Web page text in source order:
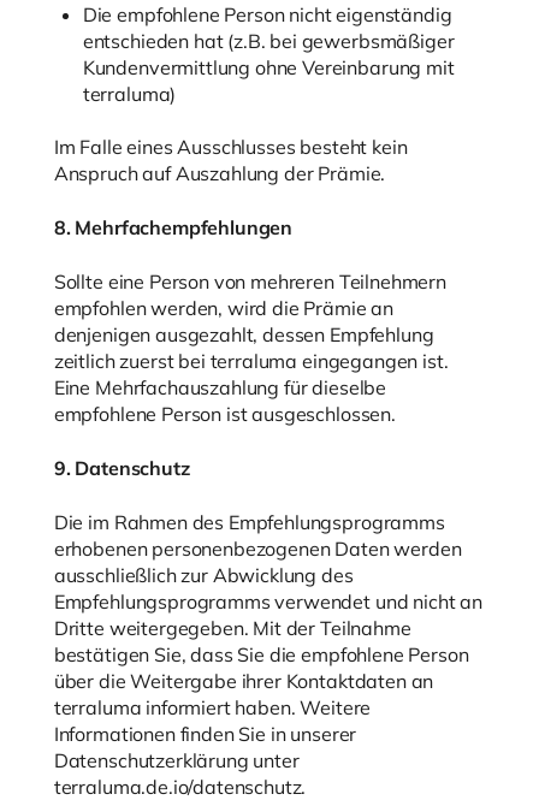
Die empfohlene Person nicht eigenständig
entschieden hat (z.B. bei gewerbsmäßiger
Kundenvermittlung ohne Vereinbarung mit
terraluma)
Im Falle eines Ausschlusses besteht kein
Anspruch auf Auszahlung der Prämie.
8. Mehrfachempfehlungen
Sollte eine Person von mehreren Teilnehmern
empfohlen werden, wird die Prämie an
denjenigen ausgezahlt, dessen Empfehlung
zeitlich zuerst bei terraluma eingegangen ist.
Eine Mehrfachauszahlung für dieselbe
empfohlene Person ist ausgeschlossen.
9. Datenschutz
Die im Rahmen des Empfehlungsprogramms
erhobenen personenbezogenen Daten werden
ausschließlich zur Abwicklung des
Empfehlungsprogramms verwendet und nicht an
Dritte weitergegeben. Mit der Teilnahme
bestätigen Sie, dass Sie die empfohlene Person
über die Weitergabe ihrer Kontaktdaten an
terraluma informiert haben. Weitere
Informationen finden Sie in unserer
Datenschutzerklärung unter
terraluma.de.io/datenschutz.